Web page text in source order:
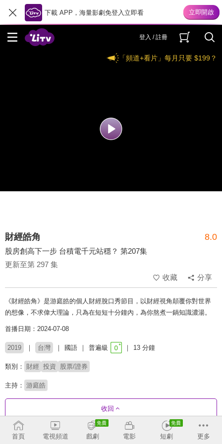
下載 APP，海量影劇免登入立即看
登入 / 註冊
「頻道+看片」每月只要 $199？
財經皓角 8.0
股房創高下一步 台積電千元站穩？ 第207集
更新至第 297 集
收藏
分享
《財經皓角》是游庭皓的個人財經脫口秀節目，以財經視角顛覆你對世界
的想像，不求偉大理論，只為在短短十分鐘內，為你熬煮一鍋知識濃湯。
首播日期：2024-07-08
2019 台灣 國語 普遍級 13 分鐘
類別： 財經 投資 股票/證券
主持： 游庭皓
收回
劇集列表 收合
首頁 電視頻道 戲劇 電影 短劇 更多